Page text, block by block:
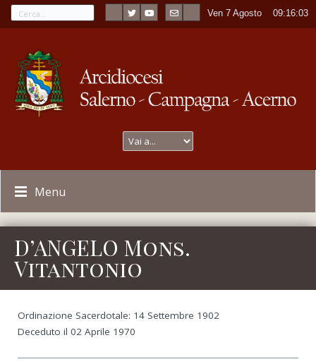
Ven 7 Agosto ----09:16:03
Menu
D’ANGELO Mons.
Vitantonio
Ordinazione Sacerdotale: 14 Settembre 1902
Deceduto il 02 Aprile 1970